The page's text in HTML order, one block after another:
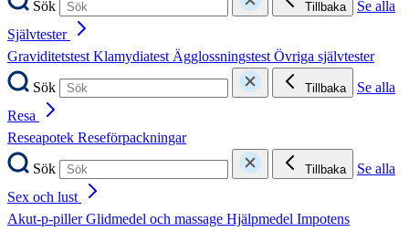
Sök
Tillbaka
Se alla
Självtester
GraviditetstestKlamydiatestÄgglossningstestÖvriga självtester
Sök
Tillbaka
Se alla
Resa
Reseapotek Reseförpackningar
Sök
Tillbaka
Se alla
Sex och lust
Akut-p-pillerGlidmedel och massage Hjälpmedel Impotens